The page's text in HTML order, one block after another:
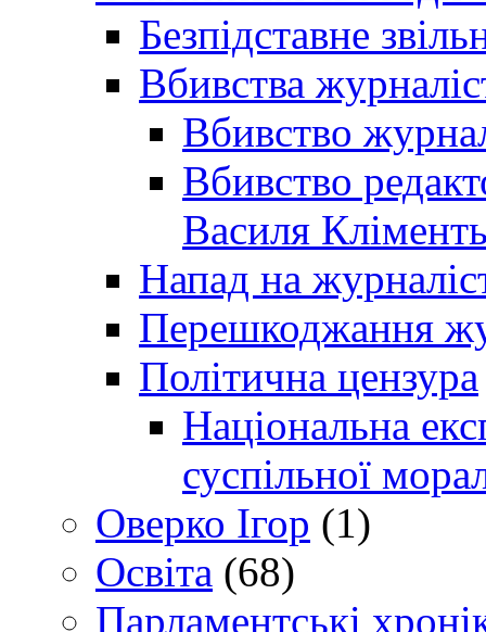
Безпідставне
Вбивства
Вбивство
Вбивство
Василя
Напад на
Перешкоджання
Політична цензура
Національна
суспільної
Оверко Ігор (1)
Освіта (68)
Парламентські